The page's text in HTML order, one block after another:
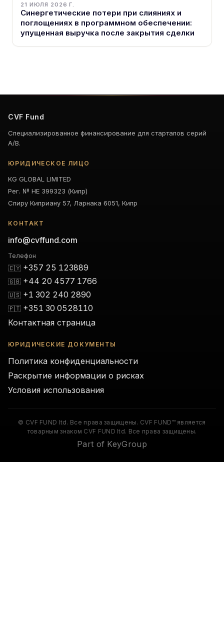
21 ИЮЛЯ 2026 Г.
Синергетические потери при слияниях и
поглощениях в программном обеспечении:
упущенная выручка после закрытия сделки
CVF Fund
Специализированное финансирование для стартапов серий
A/B.
ЮРИДИЧЕСКОЕ ЛИЦО
KG GLOBAL LIMITED
Рег. № HE 399323 (Кипр)
Спиру Киприану 57, Ларнака 6051, Кипр
КОНТАКТ
info@cvffund.com
Телефон
🇨🇾 +357 25 123889
🇬🇧 +44 20 4577 1766
🇺🇸 +1 302 240 2890
🇵🇹 +351 30 0528110
Контактная страница
ЮРИДИЧЕСКИЕ ДОКУМЕНТЫ
Политика конфиденциальности
Раскрытие информации о рисках
Условия использования
© CVF FUND ltd. Все права защищены. CVF FUND™ является
товарным знаком CVF FUND ltd. Все права защищены.
Part of KeyGroup